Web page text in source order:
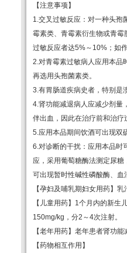
【注意事项】
1. 交叉过敏反应：对一种头孢
霉素类、青霉素衍生物或青
过敏反应者达5%～ 10% ；如
2. 对青霉素过敏病人应用本品
再选用头孢菌素类。
3. 有胃肠道疾病史者，特别是
4. 肾功能减退病人应减少剂量
伴出血，因此在治疗前和治疗
5. 应用本品期间饮酒可出现双
6. 对诊断的干扰：应用本品时
应，采用葡萄糖酶法测定尿
可出现暂时性碱性磷酸酶、血
【孕妇及哺乳期妇女用药】
【儿童用药】 1 个月内的新生
150mg/kg ，分2 ～4次注射。
【老年用药】老年患者肾功能
【药物相互作用】